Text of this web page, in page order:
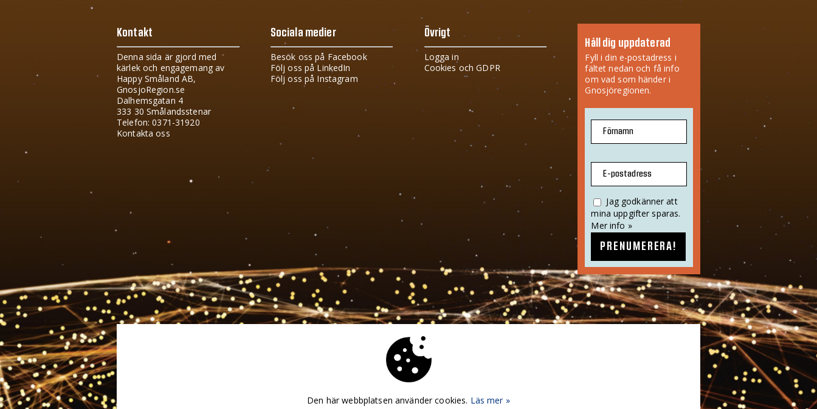
Kontakt
Denna sida är gjord med
kärlek och engagemang av
Happy Småland AB,
GnosjoRegion.se
Dalhemsgatan 4
333 30 Smålandsstenar
Telefon: 0371-31920
Kontakta oss
Sociala medier
Besök oss på Facebook
Följ oss på LinkedIn
Följ oss på Instagram
Övrigt
Logga in
Cookies och GDPR
Håll dig uppdaterad
Fyll i din e-postadress i
fältet nedan och få info
om vad som händer i
Gnosjöregionen.
Förnamn
E-postadress
Jag godkänner att
mina uppgifter sparas.
Mer info »
PRENUMERERA!
Den här webbplatsen använder cookies. Läs mer »